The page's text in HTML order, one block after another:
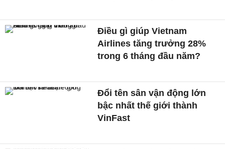
Điều gì giúp Vietnam
Airlines tăng trưởng 28%
trong 6 tháng đầu năm?
Đổi tên sân vận động lớn
bậc nhất thế giới thành
VinFast